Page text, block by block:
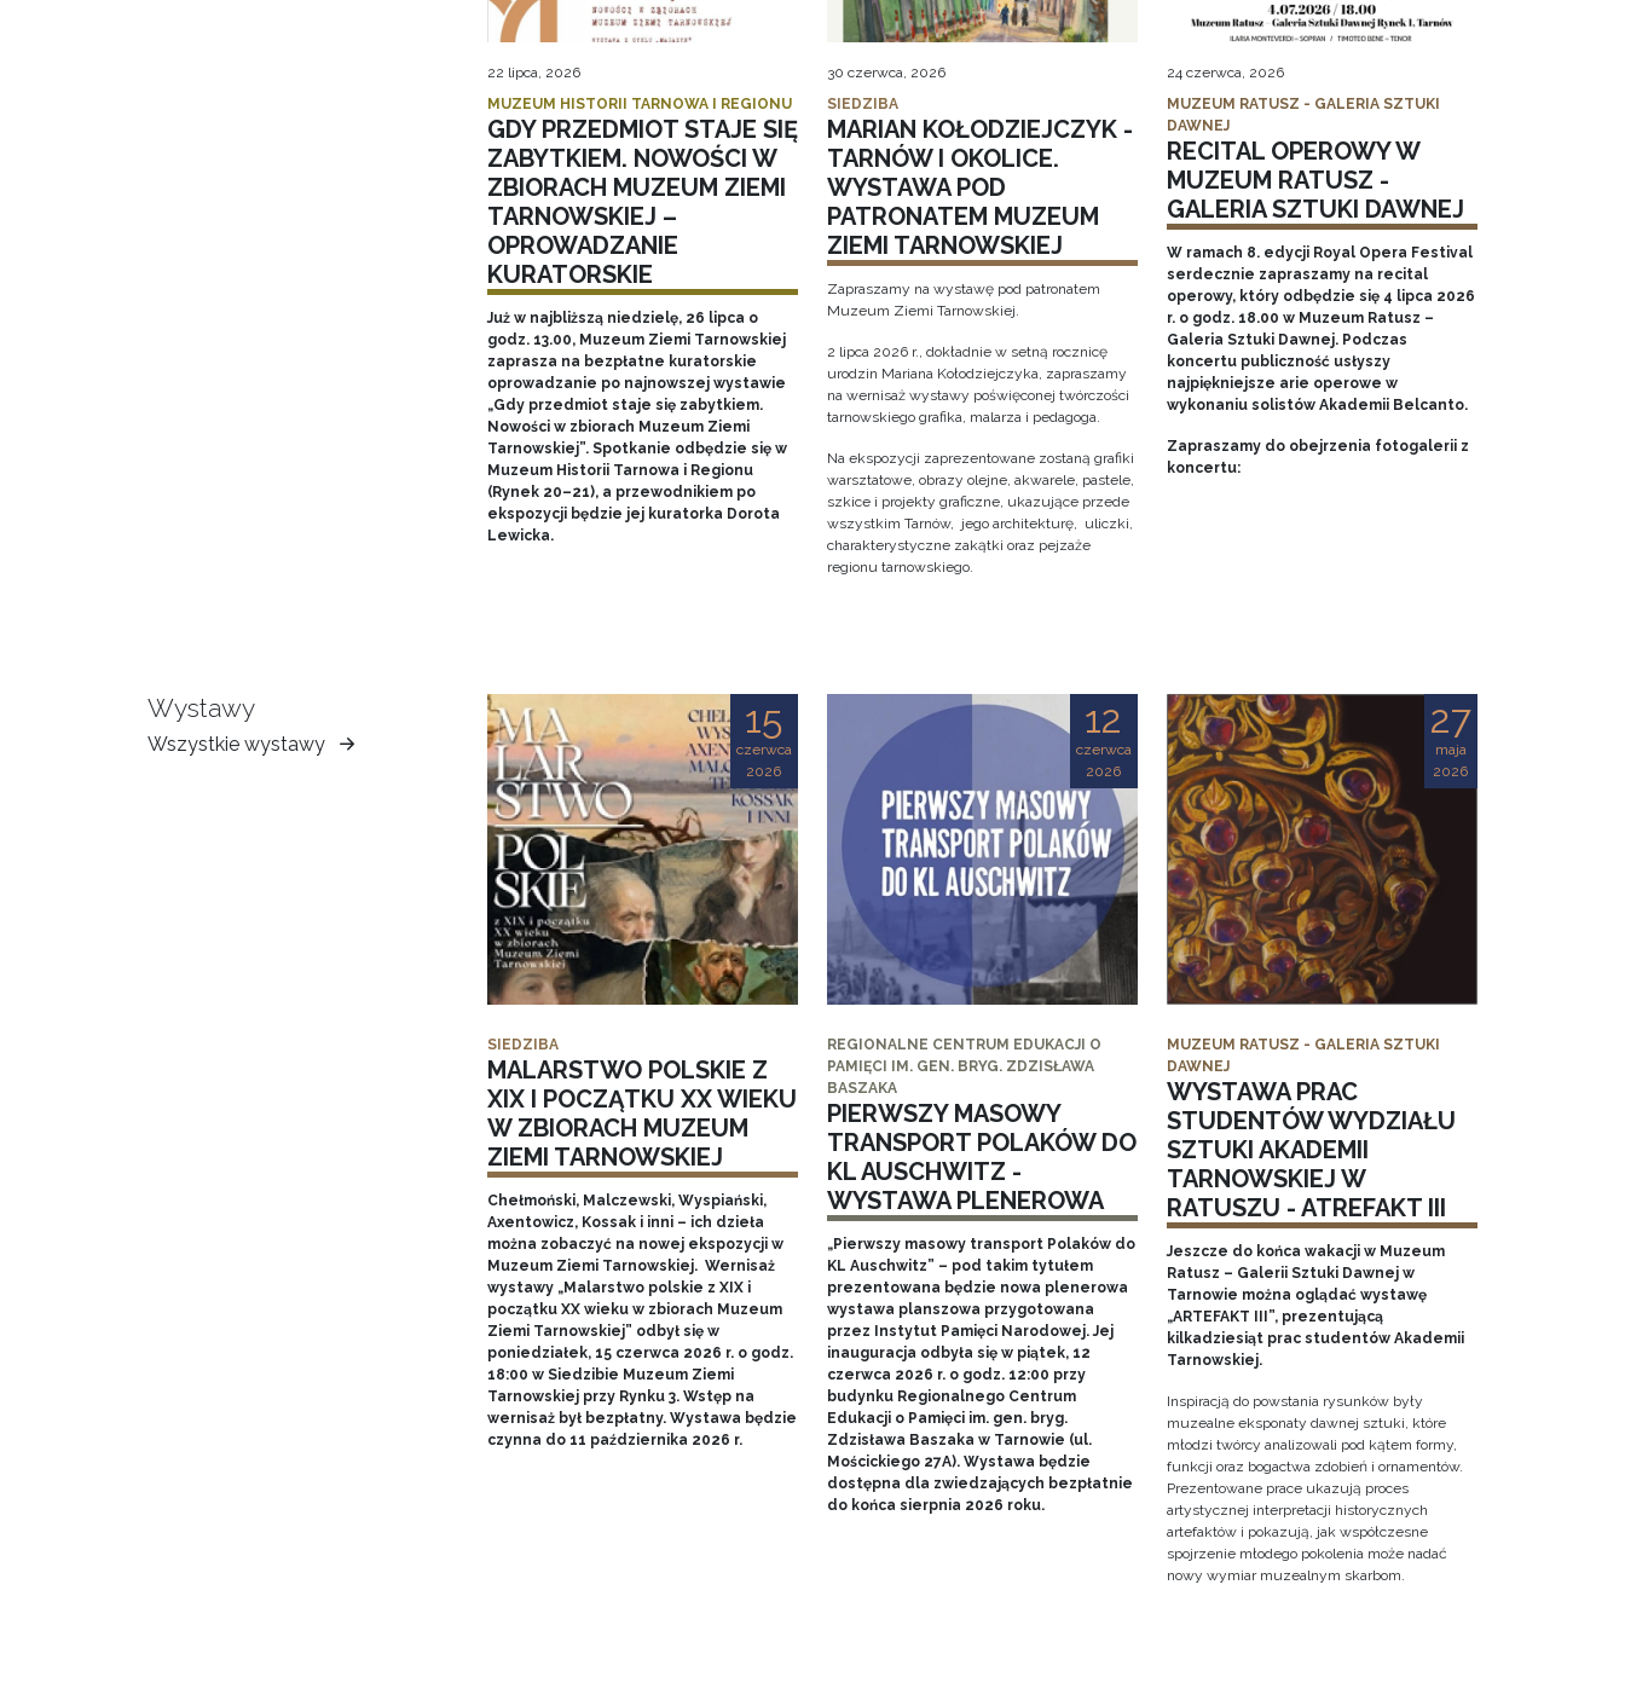
22 lipca, 2026
MUZEUM HISTORII TARNOWA I REGIONU
GDY PRZEDMIOT STAJE SIĘ
ZABYTKIEM. NOWOŚCI W
ZBIORACH MUZEUM ZIEMI
TARNOWSKIEJ –
OPROWADZANIE
KURATORSKIE
Już w najbliższą niedzielę, 26 lipca o
godz. 13.00, Muzeum Ziemi Tarnowskiej
zaprasza na bezpłatne kuratorskie
oprowadzanie po najnowszej wystawie
„Gdy przedmiot staje się zabytkiem.
Nowości w zbiorach Muzeum Ziemi
Tarnowskiej”. Spotkanie odbędzie się w
Muzeum Historii Tarnowa i Regionu
(Rynek 20–21), a przewodnikiem po
ekspozycji będzie jej kuratorka Dorota
Lewicka.
30 czerwca, 2026
SIEDZIBA
MARIAN KOŁODZIEJCZYK -
TARNÓW I OKOLICE.
WYSTAWA POD
PATRONATEM MUZEUM
ZIEMI TARNOWSKIEJ
Zapraszamy na wystawę pod patronatem
Muzeum Ziemi Tarnowskiej.
2 lipca 2026 r., dokładnie w setną rocznicę
urodzin Mariana Kołodziejczyka, zapraszamy
na wernisaż wystawy poświęconej twórczości
tarnowskiego grafika, malarza i pedagoga.
Na ekspozycji zaprezentowane zostaną grafiki
warsztatowe, obrazy olejne, akwarele, pastele,
szkice i projekty graficzne, ukazujące przede
wszystkim Tarnów, jego architekturę, uliczki,
charakterystyczne zakątki oraz pejzaże
regionu tarnowskiego.
24 czerwca, 2026
MUZEUM RATUSZ - GALERIA SZTUKI
DAWNEJ
RECITAL OPEROWY W
MUZEUM RATUSZ -
GALERIA SZTUKI DAWNEJ
W ramach 8. edycji Royal Opera Festival
serdecznie zapraszamy na recital
operowy, który odbędzie się 4 lipca 2026
r. o godz. 18.00 w Muzeum Ratusz –
Galeria Sztuki Dawnej. Podczas
koncertu publiczność usłyszy
najpiękniejsze arie operowe w
wykonaniu solistów Akademii Belcanto.
Zapraszamy do obejrzenia fotogalerii z
koncertu:
Wystawy
Wszystkie wystawy
Muzeum
15
czerwca
2026
SIEDZIBA
MALARSTWO POLSKIE Z
XIX I POCZĄTKU XX WIEKU
W ZBIORACH MUZEUM
ZIEMI TARNOWSKIEJ
Chełmoński, Malczewski, Wyspiański,
Axentowicz, Kossak i inni – ich dzieła
można zobaczyć na nowej ekspozycji w
Muzeum Ziemi Tarnowskiej. Wernisaż
wystawy „Malarstwo polskie z XIX i
początku XX wieku w zbiorach Muzeum
Ziemi Tarnowskiej” odbył się w
poniedziałek, 15 czerwca 2026 r. o godz.
18:00 w Siedzibie Muzeum Ziemi
Tarnowskiej przy Rynku 3. Wstęp na
wernisaż był bezpłatny. Wystawa będzie
czynna do 11 października 2026 r.
12
czerwca
2026
REGIONALNE CENTRUM EDUKACJI O
PAMIĘCI IM. GEN. BRYG. ZDZISŁAWA
BASZAKA
PIERWSZY MASOWY
TRANSPORT POLAKÓW DO
KL AUSCHWITZ -
WYSTAWA PLENEROWA
„Pierwszy masowy transport Polaków do
KL Auschwitz” – pod takim tytułem
prezentowana będzie nowa plenerowa
wystawa planszowa przygotowana
przez Instytut Pamięci Narodowej. Jej
inauguracja odbyła się w piątek, 12
czerwca 2026 r. o godz. 12:00 przy
budynku Regionalnego Centrum
Edukacji o Pamięci im. gen. bryg.
Zdzisława Baszaka w Tarnowie (ul.
Mościckiego 27A). Wystawa będzie
dostępna dla zwiedzających bezpłatnie
do końca sierpnia 2026 roku.
27
maja
2026
MUZEUM RATUSZ - GALERIA SZTUKI
DAWNEJ
WYSTAWA PRAC
STUDENTÓW WYDZIAŁU
SZTUKI AKADEMII
TARNOWSKIEJ W
RATUSZU - ATREFAKT III
Jeszcze do końca wakacji w Muzeum
Ratusz – Galerii Sztuki Dawnej w
Tarnowie można oglądać wystawę
„ARTEFAKT III”, prezentującą
kilkadziesiąt prac studentów Akademii
Tarnowskiej.
Inspiracją do powstania rysunków były
muzealne eksponaty dawnej sztuki, które
młodzi twórcy analizowali pod kątem formy,
funkcji oraz bogactwa zdobień i ornamentów.
Prezentowane prace ukazują proces
artystycznej interpretacji historycznych
artefaktów i pokazują, jak współczesne
spojrzenie młodego pokolenia może nadać
nowy wymiar muzealnym skarbom.